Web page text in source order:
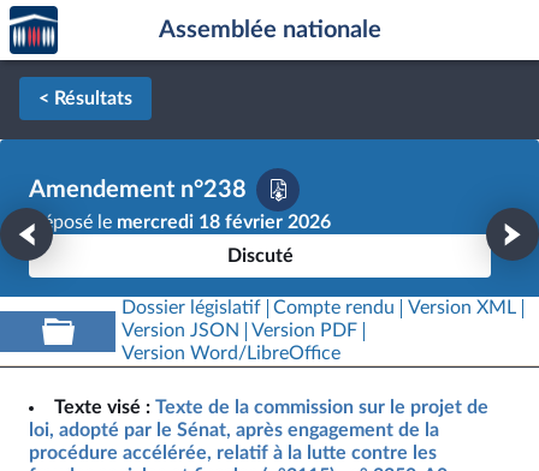
Aller au contenu
Aller en bas de la page
Accèder
à la
page
d'accueil
Assemblée nationale
< Résultats
Amendement n°238
Déposé le mercredi 18 février 2026
Discuté
Dossier législatif Compte rendu
Version XML
Version JSON
Version PDF
Version Word/LibreOffice
Texte visé : Texte de la commission sur le projet de
loi, adopté par le Sénat, après engagement de la
procédure accélérée, relatif à la lutte contre les